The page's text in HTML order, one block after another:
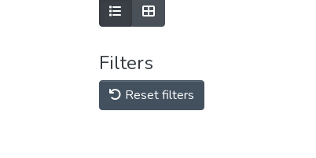
Filters
Reset filters